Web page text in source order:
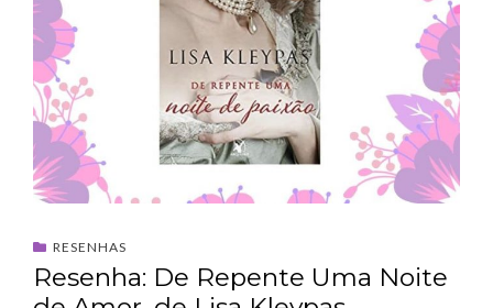
RESENHAS
Resenha: De Repente Uma Noite